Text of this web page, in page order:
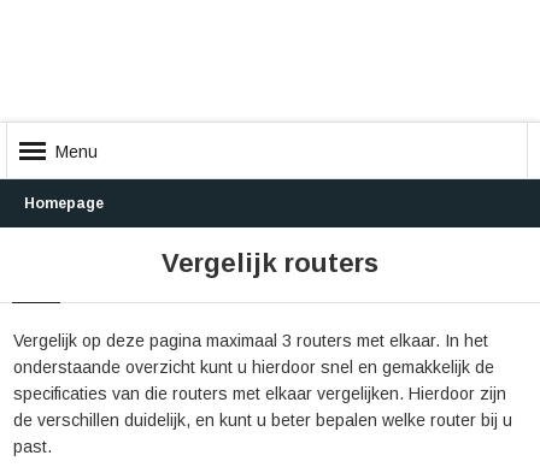
Menu
Homepage
Vergelijk routers
Vergelijk op deze pagina maximaal 3 routers met elkaar. In het
onderstaande overzicht kunt u hierdoor snel en gemakkelijk de
specificaties van die routers met elkaar vergelijken. Hierdoor zijn
de verschillen duidelijk, en kunt u beter bepalen welke router bij u
past.